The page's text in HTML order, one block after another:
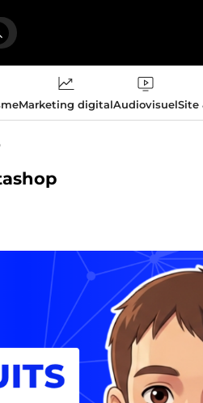
Marketing digitalAudiovisuelSite